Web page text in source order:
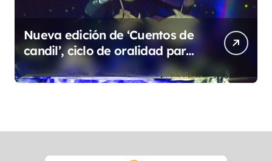
Nueva edición de ‘Cuentos de
candil’, ciclo de oralidad para
la microrruralidad de la Hoya